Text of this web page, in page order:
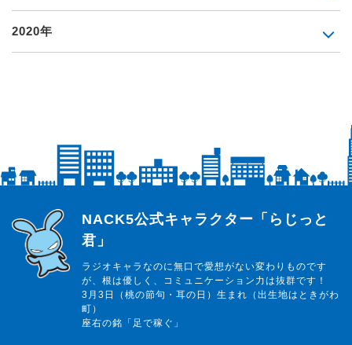
2020年
らじっと君
NACK5公式キャラクター「らじっと
君」
ラジオキャラなのに無口で愛想がない変わりものです
が、根は優しく、コミュニケーション力は抜群です！
3月3日（桃の節句・耳の日）生まれ（出生地はときがわ
町）
座右の銘「足で稼ぐ」